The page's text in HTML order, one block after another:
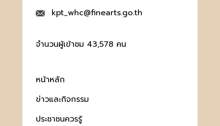
kpt_whc@finearts.go.th
จำนวนผู้เข้าชม 43,578 คน
หน้าหลัก
ข่าวและกิจกรรม
ประชาชนควรรู้